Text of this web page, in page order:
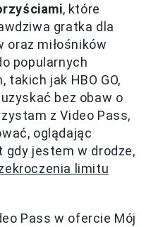
, które
gratka dla
miłośników
popularnych
jak HBO GO,
bez obaw o
z Video Pass,
oglądając
gdy jestem w drodze,
limitu
Pass w ofercie Mój